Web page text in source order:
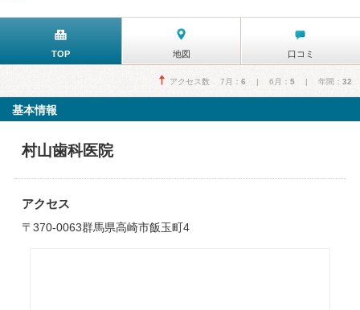
TOP 地図 口コミ
アクセス数 7月： 6 | 6月： 5 | 年間： 32
基本情報
村山歯科医院
アクセス
〒370-0063群馬県高崎市飯玉町4